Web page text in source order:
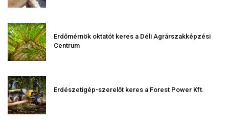
Erdőmérnök oktatót keres a Déli Agrárszakképzési
Centrum
Erdészetigép-szerelőt keres a Forest Power Kft.